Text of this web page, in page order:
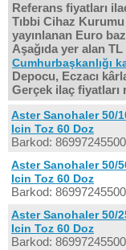
Referans fiyatları
Tıbbi Cihaz
yayınlanan Euro
Aşağıda yer alan
Cumhurbaşkanlığı
Depocu, Eczacı
Gerçek ilaç fiyatları
Aster Sanohaler 50/
Icin Toz 60 Doz
Barkod:
Aster Sanohaler 50/
Icin Toz 60 Doz
Barkod:
Aster Sanohaler 50/
Icin Toz 60 Doz
Barkod: